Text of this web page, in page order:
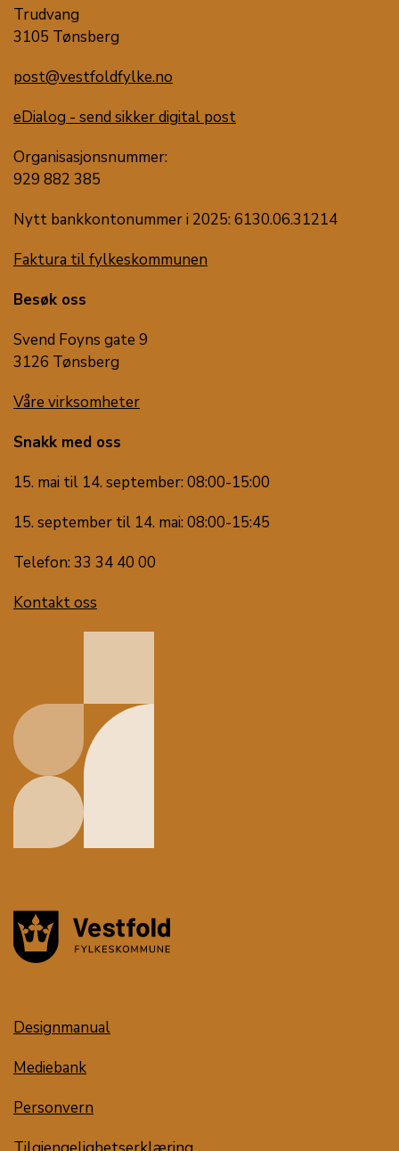
Trudvang
3105 Tønsberg
post@vestfoldfylke.no
eDialog - send sikker digital post
Organisasjonsnummer:
929 882 385
Nytt bankkontonummer i 2025: 6130.06.31214
Faktura til fylkeskommunen
Besøk oss
Svend Foyns gate 9
3126 Tønsberg
Våre virksomheter
Snakk med oss
15. mai til 14. september: 08:00-15:00
15. september til 14. mai: 08:00-15:45
Telefon: 33 34 40 00
Kontakt oss
Designmanual
Mediebank
Personvern